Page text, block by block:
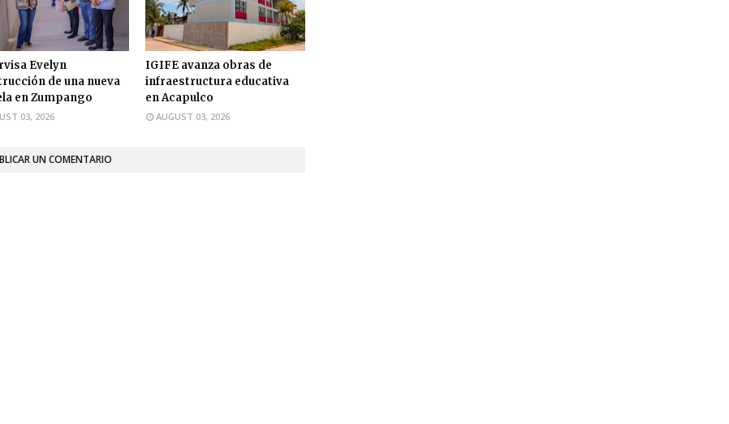
Evelyn
de una nueva
en Zumpango
03, 2026
IGIFE avanza obras de
infraestructura educativa
en Acapulco
AUGUST 03, 2026
UN COMENTARIO